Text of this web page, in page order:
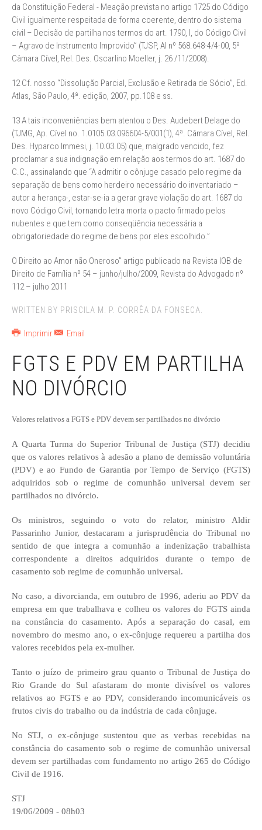
da Constituição Federal - Meação prevista no artigo 1725 do Código
Civil igualmente respeitada de forma coerente, dentro do sistema
civil – Decisão de partilha nos termos do art. 1790, I, do Código Civil
– Agravo de Instrumento Improvido” (TJSP, AI nº 568.648-4/4-00, 5ª
Câmara Cível, Rel. Des. Oscarlino Moeller, j. 26 /11/2008).
12 Cf. nosso “Dissolução Parcial, Exclusão e Retirada de Sócio”, Ed.
Atlas, São Paulo, 4ª. edição, 2007, pp.108 e ss.
13 A tais inconveniências bem atentou o Des. Audebert Delage do
(TJMG, Ap. Cível no. 1.0105.03.096604-5/001(1), 4ª. Câmara Cível, Rel.
Des. Hyparco Immesi, j. 10.03.05) que, malgrado vencido, fez
proclamar a sua indignação em relação aos termos do art. 1687 do
C.C., assinalando que “A admitir o cônjuge casado pelo regime da
separação de bens como herdeiro necessário do inventariado –
autor a herança-, estar-se-ia a gerar grave violação do art. 1687 do
novo Código Civil, tornando letra morta o pacto firmado pelos
nubentes e que tem como conseqüência necessária a
obrigatoriedade do regime de bens por eles escolhido.”
O Direito ao Amor não Oneroso” artigo publicado na Revista IOB de
Direito de Família nº 54 – junho/julho/2009, Revista do Advogado nº
112 – julho 2011
WRITTEN BY PRISCILA M. P. CORRÊA DA FONSECA.
Imprimir Email
FGTS E PDV EM PARTILHA
NO DIVÓRCIO
Valores relativos a FGTS e PDV devem ser partilhados no divórcio
A Quarta Turma do Superior Tribunal de Justiça (STJ) decidiu
que os valores relativos à adesão a plano de demissão voluntária
(PDV) e ao Fundo de Garantia por Tempo de Serviço (FGTS)
adquiridos sob o regime de comunhão universal devem ser
partilhados no divórcio.
Os ministros, seguindo o voto do relator, ministro Aldir
Passarinho Junior, destacaram a jurisprudência do Tribunal no
sentido de que integra a comunhão a indenização trabalhista
correspondente a direitos adquiridos durante o tempo de
casamento sob regime de comunhão universal.
No caso, a divorcianda, em outubro de 1996, aderiu ao PDV da
empresa em que trabalhava e colheu os valores do FGTS ainda
na constância do casamento. Após a separação do casal, em
novembro do mesmo ano, o ex-cônjuge requereu a partilha dos
valores recebidos pela ex-mulher.
Tanto o juízo de primeiro grau quanto o Tribunal de Justiça do
Rio Grande do Sul afastaram do monte divisível os valores
relativos ao FGTS e ao PDV, considerando incomunicáveis os
frutos civis do trabalho ou da indústria de cada cônjuge.
No STJ, o ex-cônjuge sustentou que as verbas recebidas na
constância do casamento sob o regime de comunhão universal
devem ser partilhadas com fundamento no artigo 265 do Código
Civil de 1916.
STJ
19/06/2009 - 08h03